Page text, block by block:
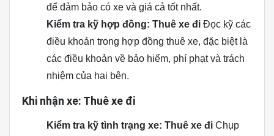
để đảm bảo có xe và giá cả tốt nhất.
Kiểm tra kỹ hợp đồng: Thuê xe đi Đọc kỹ các
điều khoản trong hợp đồng thuê xe, đặc biệt là
các điều khoản về bảo hiểm, phí phạt và trách
nhiệm của hai bên.
Khi nhận xe: Thuê xe đi
Kiểm tra kỹ tình trạng xe: Thuê xe đi Chụp